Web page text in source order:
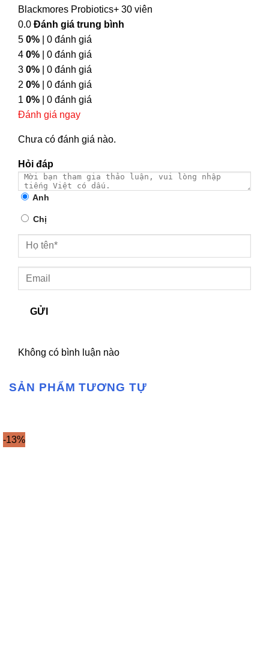
Blackmores Probiotics+ 30 viên
0.0 Đánh giá trung bình
5 0% | 0 đánh giá
4 0% | 0 đánh giá
3 0% | 0 đánh giá
2 0% | 0 đánh giá
1 0% | 0 đánh giá
Đánh giá ngay
Chưa có đánh giá nào.
Hỏi đáp
Anh
Chị
GỬI
Không có bình luận nào
SẢN PHẨM TƯƠNG TỰ
-13%